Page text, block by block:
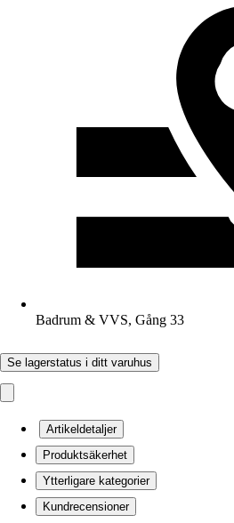
Badrum & VVS, Gång 33
Se lagerstatus i ditt varuhus
Artikeldetaljer
Produktsäkerhet
Ytterligare kategorier
Kundrecensioner